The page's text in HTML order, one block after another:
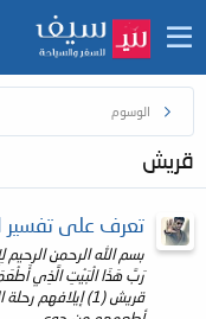
الوسوم
قريش
تعرف على تفسير
بسم الله الرحمن
رَبَّ هَذَا الْبَيْتِ الَّذِي